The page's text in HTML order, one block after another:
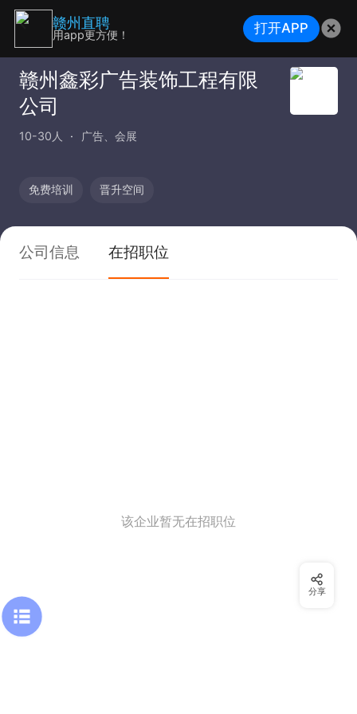
赣州鑫彩广告装饰工程有限
公司
10-30人 广告、会展
免费培训 晋升空间
公司信息 在招职位
该企业暂无在招职位
分享
赣州直聘
用app更方便！ 打开APP